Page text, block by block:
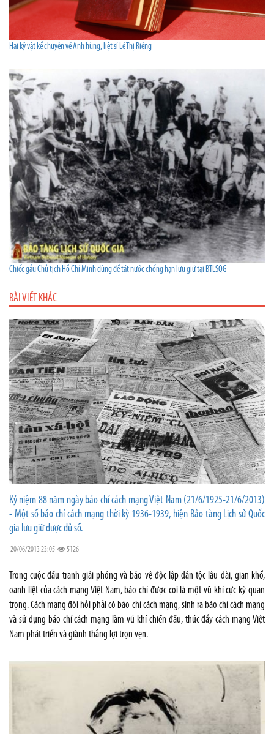
Hai kỷ vật kể chuyện về Anh hùng, liệt sĩ Lê Thị Riêng
Chiếc gầu Chủ tịch Hồ Chí Minh dùng để tát nước chống hạn lưu giữ tại BTLSQG
BÀI VIẾT KHÁC
Kỷ niệm 88 năm ngày báo chí cách mạng Việt Nam (21/6/1925-21/6/2013)
- Một số báo chí cách mạng thời kỳ 1936-1939, hiện Bảo tàng Lịch sử Quốc
gia lưu giữ được đủ số.
20/06/2013 23:05 5126
Trong cuộc đấu tranh giải phóng và bảo vệ độc lập dân tộc lâu dài, gian khổ,
oanh liệt của cách mạng Việt Nam, báo chí được coi là một vũ khí cực kỳ quan
trọng. Cách mạng đòi hỏi phải có báo chí cách mạng, sinh ra báo chí cách mạng
và sử dụng báo chí cách mạng làm vũ khí chiến đấu, thúc đẩy cách mạng Việt
Nam phát triển và giành thắng lợi trọn vẹn.